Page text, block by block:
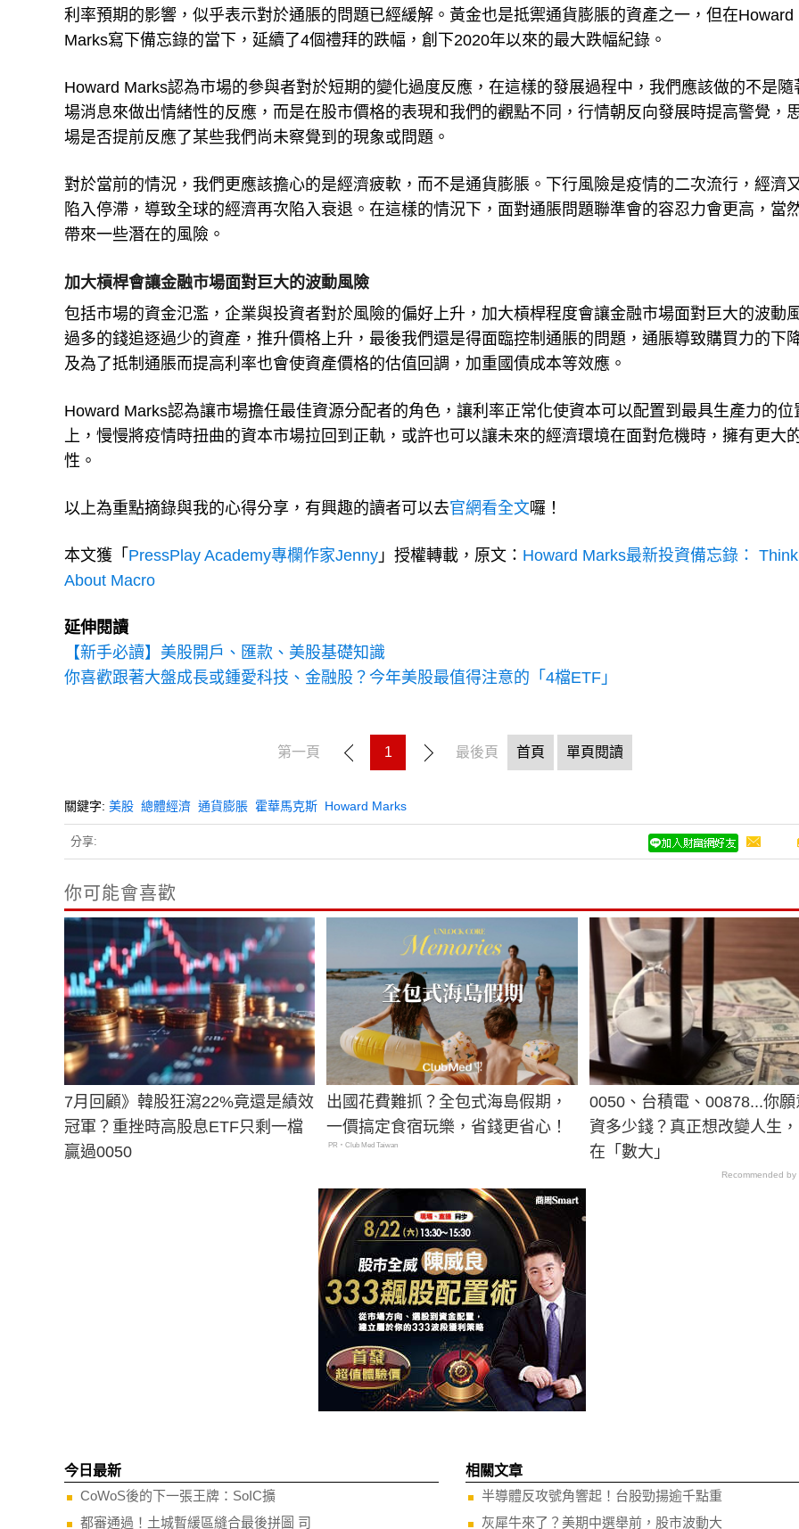
利率預期的影響，似乎表示對於通脹的問題已經緩解。黃金也是抵禦通貨膨脹的資產之一，但在Howard
Marks寫下備忘錄的當下，延續了4個禮拜的跌幅，創下2020年以來的最大跌幅紀錄。
Howard Marks認為市場的參與者對於短期的變化過度反應，在這樣的發展過程中，我們應該做的不是隨
場消息來做出情緒性的反應，而是在股市價格的表現和我們的觀點不同，行情朝反向發展時提高警覺，
場是否提前反應了某些我們尚未察覺到的現象或問題。
對於當前的情況，我們更應該擔心的是經濟疲軟，而不是通貨膨脹。下行風險是疫情的二次流行，經濟
陷入停滯，導致全球的經濟再次陷入衰退。在這樣的情況下，面對通脹問題聯準會的容忍力會更高，當
帶來一些潛在的風險。
加大槓桿會讓金融市場面對巨大的波動風險
包括市場的資金氾濫，企業與投資者對於風險的偏好上升，加大槓桿程度會讓金融市場面對巨大的波動
過多的錢追逐過少的資產，推升價格上升，最後我們還是得面臨控制通脹的問題，通脹導致購買力的下
及為了抵制通脹而提高利率也會使資產價格的估值回調，加重國債成本等效應。
Howard Marks認為讓市場擔任最佳資源分配者的角色，讓利率正常化使資本可以配置到最具生產力的位
上，慢慢將疫情時扭曲的資本市場拉回到正軌，或許也可以讓未來的經濟環境在面對危機時，擁有更大
性。
以上為重點摘錄與我的心得分享，有興趣的讀者可以去官網看全文囉！
本文獲「 PressPlay Academy專欄作家Jenny 」授權轉載，原文： Howard Marks最新投資備忘錄：
About Macro
延伸閱讀
【新手必讀】美股開戶、匯款、美股基礎知識
你喜歡跟著大盤成長或鍾愛科技、金融股？今年美股最值得注意的「4檔ETF」
第一頁 1 最後頁 首頁 單頁閱讀
關鍵字: 美股 總體經濟 通貨膨脹 霍華馬克斯 Howard Marks
分享:
你可能會喜歡
7月回顧》韓股狂瀉22%竟還是績效
冠軍？重挫時高股息ETF只剩一檔
贏過0050
出國花費難抓？全包式海島假期，
一價搞定食宿玩樂，省錢更省心！
PR・Club Med Taiwan
0050、台積電、00878...你願
資多少錢？真正想改變人生
在「數大」
Recommended by
今日最新
CoWoS後的下一張王牌：SoIC擴
都審通過！土城暫緩區縫合最後拼圖 司
相關文章
半導體反攻號角響起！台股勁揚逾千點重
灰犀牛來了？美期中選舉前，股市波動大